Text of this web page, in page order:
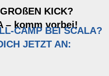
KICK?
– komm vorbei!
CAMP BEI SCALA?
JETZT AN: